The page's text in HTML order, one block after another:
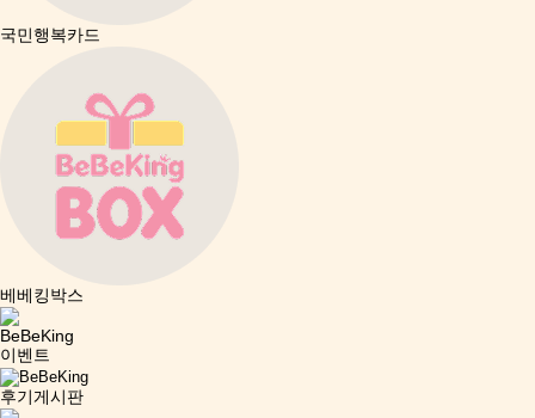
국민행복카드
베베킹박스
이벤트
후기게시판